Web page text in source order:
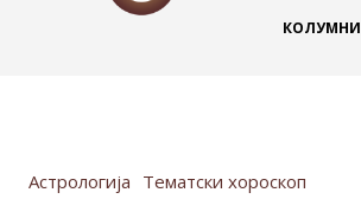
КОЛУМНИ
Астрологија Тематски хороскоп